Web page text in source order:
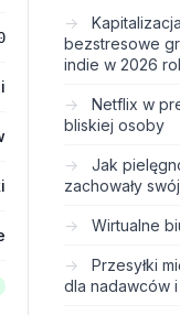
bezstresowe
indie w 2026
Netflix w
bliskiej osoby
Jak
zachowały
Wirtualne
Przesyłki
dla nadawców i